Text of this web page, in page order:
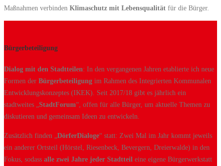
Maßnahmen verbinden Klimaschutz mit Lebensqualität für die Bürger.
Bürgerbeteiligung
Dialog mit den Stadtteilen: In den vergangenen Jahren etablierte ich neue
Formen der Bürgerbeteiligung im Rahmen des Integrierten Kommunalen
Entwicklungskonzeptes (IKEK). Seit 2017/18 gibt es jährlich ein
stadtweites „StadtForum“, offen für alle Bürger, um aktuelle Themen zu
diskutieren und gemeinsam Ideen zu entwickeln.
Zusätzlich finden „ DörferDialoge“ statt: Zwei Mal im Jahr kommt jeweils
ein anderer Ortsteil (Hörstel, Riesenbeck, Bevergern, Dreierwalde) in den
Fokus, sodass alle zwei Jahre jeder Stadtteil eine eigene Bürgerwerkstatt